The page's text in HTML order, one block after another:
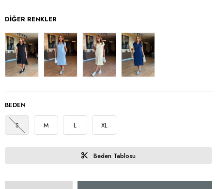
DIĞER RENKLER
BEDEN
S M L XL
Beden Tablosu